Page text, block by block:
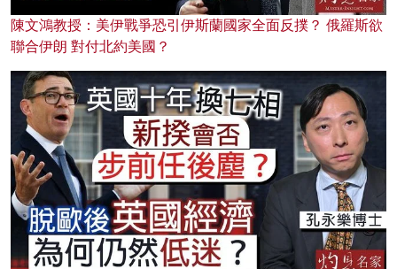
陳文鴻教授：美伊戰爭恐引伊斯蘭國家全面反撲？ 俄羅斯欲
聯合伊朗 對付北約美國？